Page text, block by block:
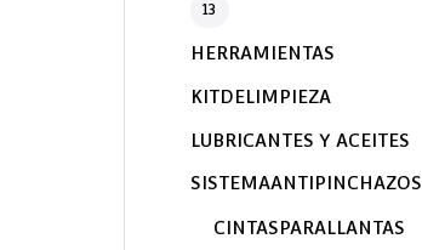
13
HERRAMIENTAS
KITDELIMPIEZA
LUBRICANTES Y ACEITES
SISTEMAANTIPINCHAZOS
CINTASPARALLANTAS